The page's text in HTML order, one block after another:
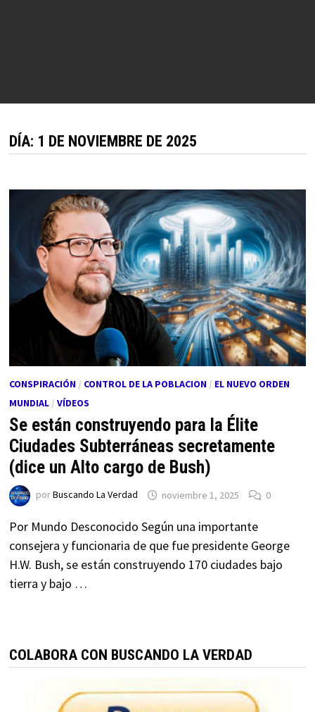
DÍA: 1 DE NOVIEMBRE DE 2025
CONSPIRACIÓN/ CONTROL DE LA POBLACION/ EL NUEVO ORDEN
MUNDIAL/ VÍDEOS
Se están construyendo para la Élite
Ciudades Subterráneas secretamente
(dice un Alto cargo de Bush)
porBuscando La Verdad noviembre 1, 2025 0
Por Mundo Desconocido Según una importante
consejera y funcionaria de que fue presidente George
H.W. Bush, se están construyendo 170 ciudades bajo
tierra y bajo …
COLABORA CON BUSCANDO LA VERDAD